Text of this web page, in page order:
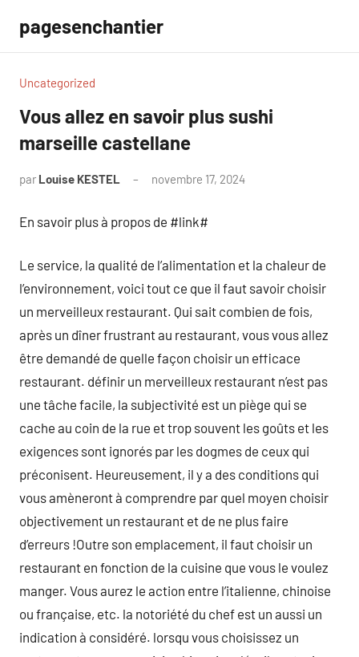
contenu
pagesenchantier
Uncategorized
Vous allez en savoir plus sushi
marseille castellane
par Louise KESTEL novembre 17, 2024
En savoir plus à propos de #link#
Le service, la qualité de l’alimentation et la chaleur de
l’environnement, voici tout ce que il faut savoir choisir
un merveilleux restaurant. Qui sait combien de fois,
après un dîner frustrant au restaurant, vous vous allez
être demandé de quelle façon choisir un efficace
restaurant. définir un merveilleux restaurant n’est pas
une tâche facile, la subjectivité est un piège qui se
cache au coin de la rue et trop souvent les goûts et les
exigences sont ignorés par les dogmes de ceux qui
préconisent. Heureusement, il y a des conditions qui
vous amèneront à comprendre par quel moyen choisir
objectivement un restaurant et de ne plus faire
d’erreurs !Outre son emplacement, il faut choisir un
restaurant en fonction de la cuisine que vous le voulez
manger. Vous aurez le action entre l’italienne, chinoise
ou française, etc. la notoriété du chef est un aussi un
indication à considéré. lorsqu vous choisissez un